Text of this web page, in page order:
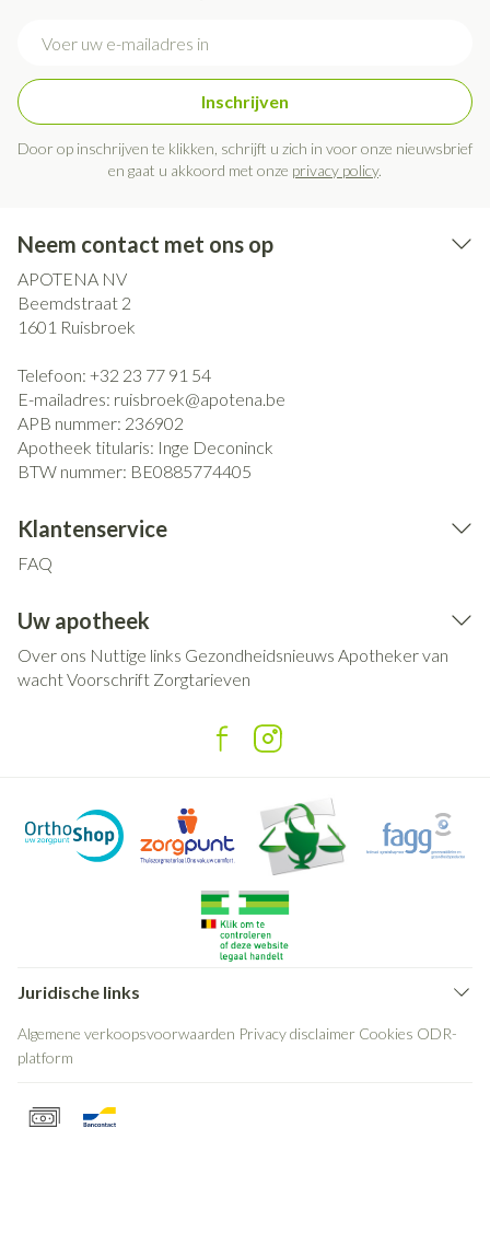
Inschrijven
Door op inschrijven te klikken, schrijft u zich in voor onze nieuwsbrief
en gaat u akkoord met onze privacy policy.
Neem contact met ons op
APOTENA NV
Beemdstraat 2
1601 Ruisbroek
Telefoon: +32 23 77 91 54
E-mailadres: ruisbroek@apotena.be
APB nummer: 236902
Apotheek titularis: Inge Deconinck
BTW nummer: BE0885774405
Klantenservice
FAQ
Uw apotheek
Over ons Nuttige links Gezondheidsnieuws Apotheker van
wachtVoorschrift Zorgtarieven
Juridische links
Algemene verkoopsvoorwaarden Privacy disclaimer Cookies ODR-
platform